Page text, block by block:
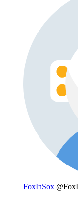
FoxInSox